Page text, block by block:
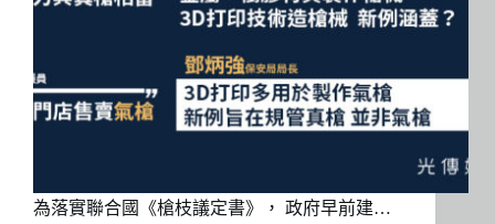
為落實聯合國《槍枝議定書》， 政府早前建…